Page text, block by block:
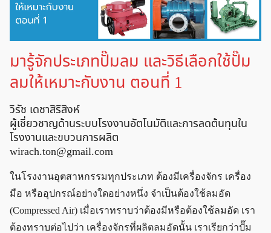
มารู้จักประเภทปั๊มลม และวิธีเลือกใช้ปั๊ม
ลมให้เหมาะกับงาน ตอนที่ 1
วิรัช เดชาสิริสิงห์
ผู้เชี่ยวชาญด้านระบบโรงงานอัตโนมัติและการลดต้นทุนใน
โรงงานและขบวนการผลิต
wirach.ton@gmail.com
ในโรงงานอุตสาหกรรมทุกประเภท ต้องมีเครื่องจักร เครื่อง
มือ หรืออุปกรณ์อย่างใดอย่างหนึ่ง จำเป็นต้องใช้ลมอัด
(Compressed Air) เมื่อเราทราบว่าต้องมีหรือต้องใช้ลมอัด เรา
ต้องทราบต่อไปว่า เครื่องจักรที่ผลิตลมอัดนั้น เราเรียกว่าปั๊ม